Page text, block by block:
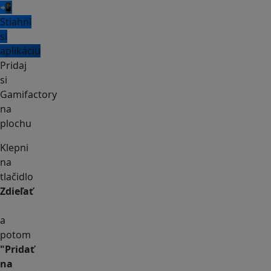
📲
Stiahni
si
aplikáciu
Pridaj
si
Gamifactory
na
plochu
Klepni
na
tlačidlo
Zdieľať
a
potom
"Pridať
na